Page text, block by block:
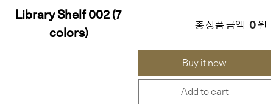
Library Shelf 002 (7
colors)
총 상품 금액 0 원
Buy it now
Add to cart